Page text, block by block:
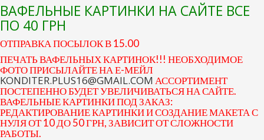
ВАФЕЛЬНЫЕ КАРТИНКИ НА САЙТЕ ВСЕ
ПО 40 ГРН
ОТПРАВКА ПОСЫЛОК В 15.00
ПЕЧАТЬ ВАФЕЛЬНЫХ КАРТИНОК!!! НЕОБХОДИМОЕ
ФОТО ПРИСЫЛАЙТЕ НА Е-МЕЙЛ
KONDITER.PLUS16@GMAIL.COM АССОРТИМЕНТ
ПОСТЕПЕННО БУДЕТ УВЕЛИЧИВАТЬСЯ НА САЙТЕ.
ВАФЕЛЬНЫЕ КАРТИНКИ ПОД ЗАКАЗ:
РЕДАКТИРОВАНИЕ КАРТИНКИ И СОЗДАНИЕ МАКЕТА С
НУЛЯ ОТ 10 ДО 50 ГРН, ЗАВИСИТ ОТ СЛОЖНОСТИ
РАБОТЫ.